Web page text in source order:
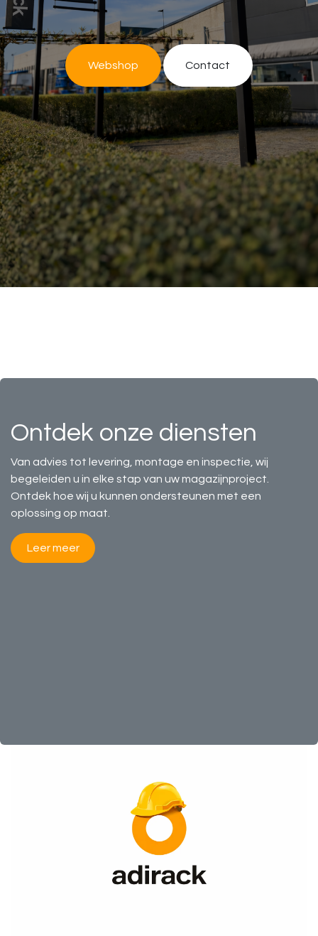
Webshop Contac​​t
Ontdek onze diensten
Van advies tot levering, montage en inspectie, wij
begeleiden u in elke stap van uw magazijnproject.
Ontdek hoe wij u kunnen ondersteunen met een
oplossing op maat.
​​Leer meer